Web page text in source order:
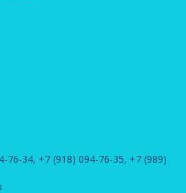
76-34, +7 (918) 094-76-35, +7 (989)